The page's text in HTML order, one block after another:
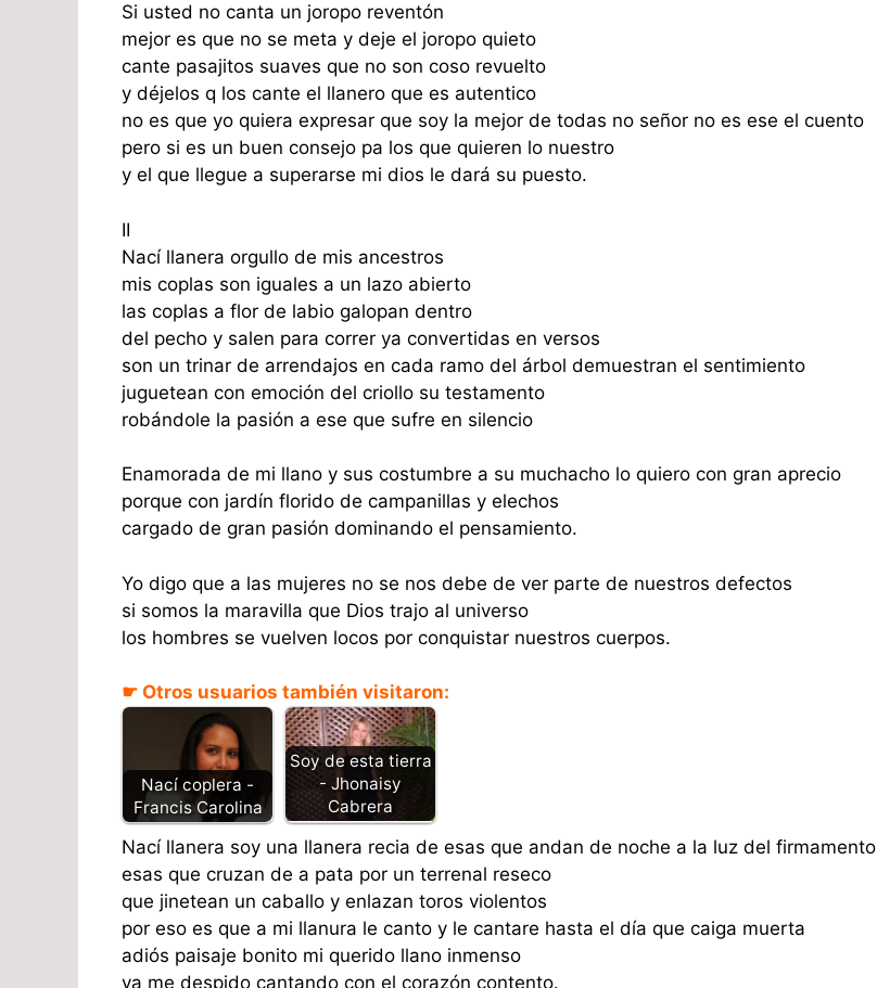
Si usted no canta un joropo reventón
mejor es que no se meta y deje el joropo quieto
cante pasajitos suaves que no son coso revuelto
y déjelos q los cante el llanero que es autentico
no es que yo quiera expresar que soy la mejor de todas no señor no es ese el cuento
pero si es un buen consejo pa los que quieren lo nuestro
y el que llegue a superarse mi dios le dará su puesto.
II
Nací llanera orgullo de mis ancestros
mis coplas son iguales a un lazo abierto
las coplas a flor de labio galopan dentro
del pecho y salen para correr ya convertidas en versos
son un trinar de arrendajos en cada ramo del árbol demuestran el sentimiento
juguetean con emoción del criollo su testamento
robándole la pasión a ese que sufre en silencio
Enamorada de mi llano y sus costumbre a su muchacho lo quiero con gran aprecio
porque con jardín florido de campanillas y elechos
cargado de gran pasión dominando el pensamiento.
Yo digo que a las mujeres no se nos debe de ver parte de nuestros defectos
si somos la maravilla que Dios trajo al universo
los hombres se vuelven locos por conquistar nuestros cuerpos.
☛ Otros usuarios también visitaron:
Nací coplera -
Francis Carolina
Soy de esta tierra
- Jhonaisy
Cabrera
Nací llanera soy una llanera recia de esas que andan de noche a la luz del firmamento
esas que cruzan de a pata por un terrenal reseco
que jinetean un caballo y enlazan toros violentos
por eso es que a mi llanura le canto y le cantare hasta el día que caiga muerta
adiós paisaje bonito mi querido llano inmenso
ya me despido cantando con el corazón contento.